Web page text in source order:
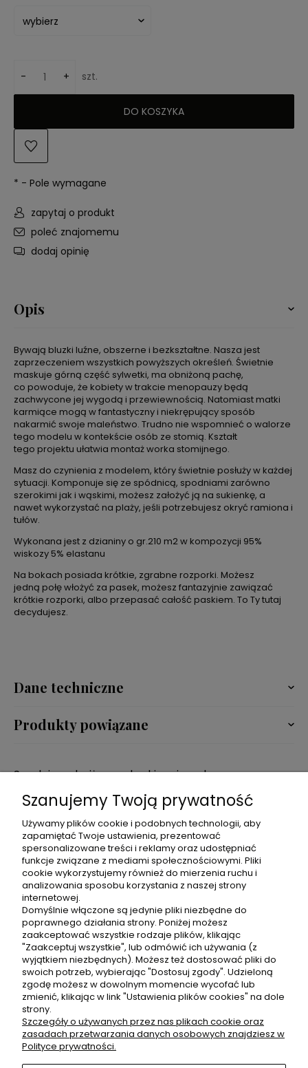
- + szt.
DO KOSZYKA
* - Pole wymagane
zapytaj o produkt
poleć znajomemu
dodaj opinię
Opis
Bywają bluzki luźne, obszerne i bezkształtne. Nasza jest
zaprzeczeniem wszystkich powyższych określeń. Świetnie
maskuje górną część sylwetki, ma obniżoną pachę,
co powoduje, że kobiety w trakcie menopauzy będą
zachwycone jej wygodą i przewiewnością. Natomiast matki
karmiące mogą w fantastyczny i niekrępujący sposób
nakarmić swoje maleństwo. Trudno nie wspomnieć o walorze
tego modelu w kontekście osób ze stomią. Kształt
tego projektu ułatwia montaż worka stomijnego.
Masz do czynienia z modelem, który świetnie posłuży w każdej
sytuacji. Komponuje się ze spódnicą, spodniami zarówno
szerokimi jak i wąskimi, możesz założyć ją na sukienkę, a
nawet wykorzystać na plaży, jeśli potrzebujesz okryć ramiona i
tułów.
Wykonana jest z dzianiny o gr.210 m2 w kompozycji 95%
wiskozy 5% elastanu
Na bokach posiada krótkie, zgrabne rozporki. Możesz
jedną połę włożyć za pasek, możesz fantazyjnie zawiązać
krótkie rozporki, albo przepasać całość paskiem. To Ty tutaj
decydujesz.
Dane techniczne
Produkty powiązane
Spodnie z obniżonym krokiem jagodowe
299,00 zł
DO KOSZYKA
Opinie o produkcie (0)
OBSŁUGA KLIENTA
Szanujemy Twoją prywatność
Używamy plików cookie i podobnych technologii, aby
zapamiętać Twoje ustawienia, prezentować
spersonalizowane treści i reklamy oraz udostępniać
funkcje związane z mediami społecznościowymi. Pliki
cookie wykorzystujemy również do mierzenia ruchu i
analizowania sposobu korzystania z naszej strony
internetowej.
Domyślnie włączone są jedynie pliki niezbędne do
poprawnego działania strony. Poniżej możesz
zaakceptować wszystkie rodzaje plików, klikając
"Zaakceptuj wszystkie", lub odmówić ich używania (z
wyjątkiem niezbędnych). Możesz też dostosować pliki do
swoich potrzeb, wybierając "Dostosuj zgody". Udzieloną
zgodę możesz w dowolnym momencie wycofać lub
zmienić, klikając w link "Ustawienia plików cookies" na dole
strony.
Szczegóły o używanych przez nas plikach cookie oraz
zasadach przetwarzania danych osobowych znajdziesz w
Polityce prywatności.